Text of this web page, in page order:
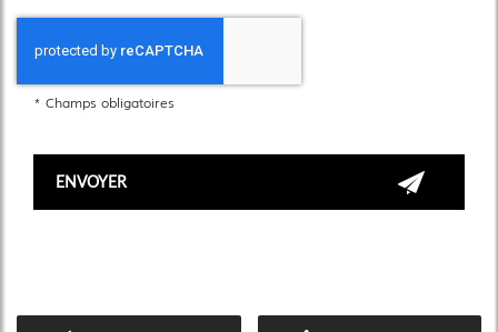
* Champs obligatoires